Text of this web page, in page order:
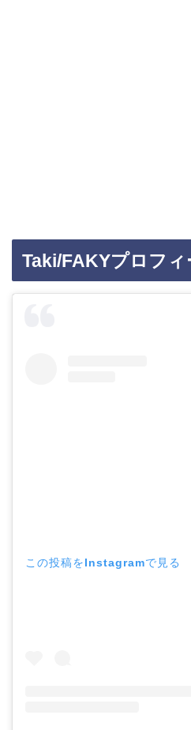
Taki/FAKYプロフィ
この投稿をInstagramで見る